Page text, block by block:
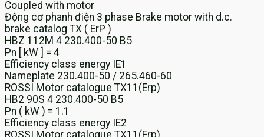
Coupled with motor
Động cơ phanh điện 3 phase Brake motor with d.c.
brake catalog TX ( ErP )
HBZ 112M 4 230.400-50 B5
Pn [ kW ] = 4
Efficiency class energy IE1
Nameplate 230.400-50 / 265.460-60
ROSSI Motor catalogue TX11(Erp)
HB2 90S 4 230.400-50 B5
Pn ( kW ) = 1.1
Efficiency class energy IE2